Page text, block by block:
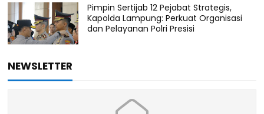
Pimpin Sertijab 12 Pejabat Strategis,
Kapolda Lampung: Perkuat Organisasi
dan Pelayanan Polri Presisi
NEWSLETTER